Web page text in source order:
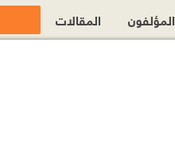
المؤلفون المقالات